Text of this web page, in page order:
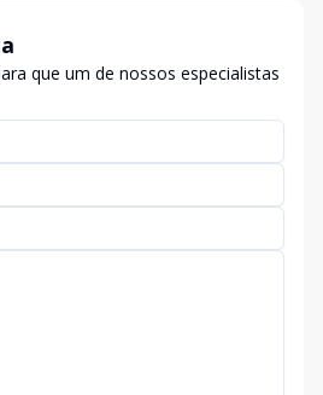
que um de nossos especialistas